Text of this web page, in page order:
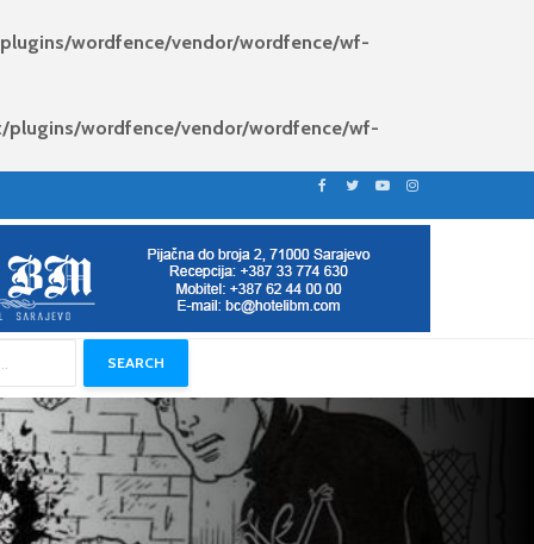
wordfence/vendor/wordfence/wf-
wordfence/vendor/wordfence/wf-
SEARCH